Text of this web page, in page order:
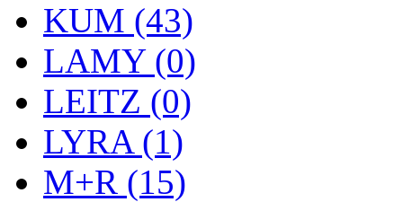
KUM (43)
LAMY (0)
LEITZ (0)
LYRA (1)
M+R (15)